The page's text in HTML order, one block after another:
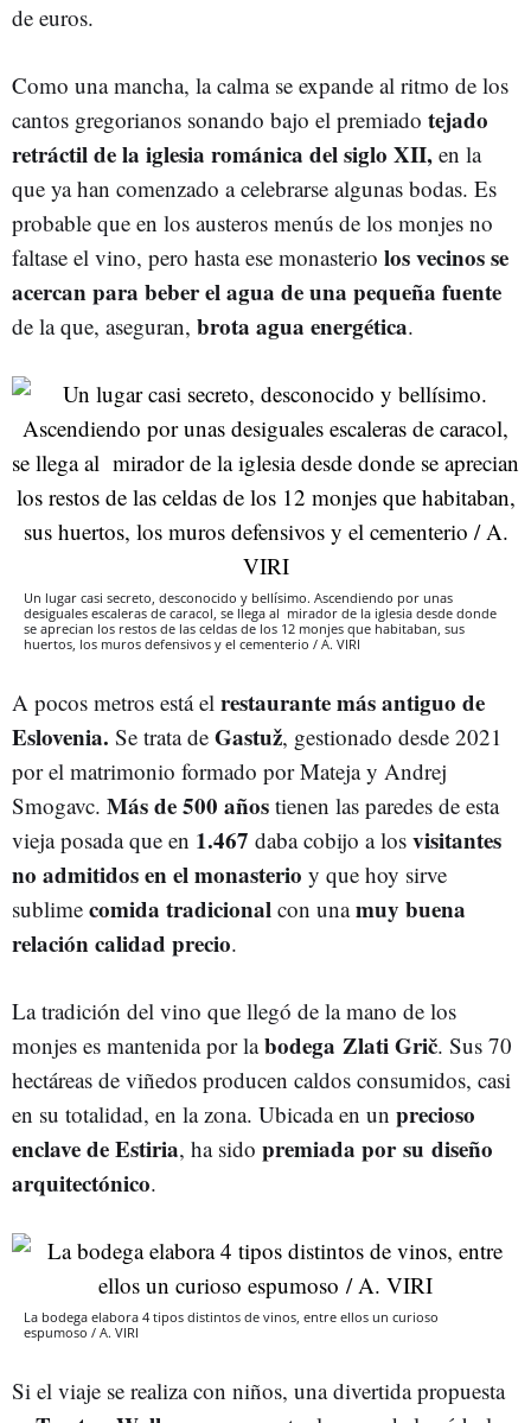
de euros.
Como una mancha, la calma se expande al ritmo de los
cantos gregorianos sonando bajo el premiado tejado
retráctilde la iglesia románica del siglo XII, en la
que ya han comenzado a celebrarse algunas bodas. Es
probable que en los austeros menús de los monjes no
faltase el vino, pero hasta ese monasterio losvecinos se
acercanpara beberel agua de una pequeña fuente
de la que, aseguran, brota agua energética.
Un lugar casi secreto, desconocido y bellísimo. Ascendiendo por unas
desiguales escaleras de caracol, se llega al mirador de la iglesia desde donde
se aprecian los restos de las celdas de los 12 monjes que habitaban, sus
huertos, los muros defensivos y el cementerio / A. VIRI
A pocos metros está el restaurantemásantiguo de
Eslovenia. Se trata de Gastuž, gestionado desde 2021
por el matrimonio formado por Mateja y Andrej
Smogavc. Másde 500 años tienen las paredes de esta
vieja posada que en 1.467 daba cobijo a los visitantes
no admitidos enelmonasterio y que hoy sirve
sublime comida tradicional con unamuy buena
relacióncalidad precio.
La tradición del vino que llegó de la mano de los
monjes es mantenida por labodega ZlatiGrič. Sus 70
hectáreas de viñedos producen caldos consumidos, casi
en su totalidad, en la zona. Ubicada en un precioso
enclave deEstiria, ha sido premiada por su diseño
arquitectónico.
La bodega elabora 4 tipos distintos de vinos, entre ellos un curioso
espumoso / A. VIRI
Si el viaje se realiza con niños, una divertida propuesta